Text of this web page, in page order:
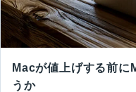
Macが値上げする前
うか